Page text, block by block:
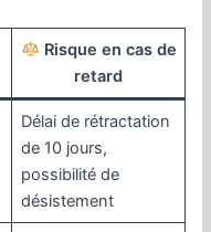
Risque en cas de
retard
Délai de rétractation
de 10 jours,
possibilité de
désistement